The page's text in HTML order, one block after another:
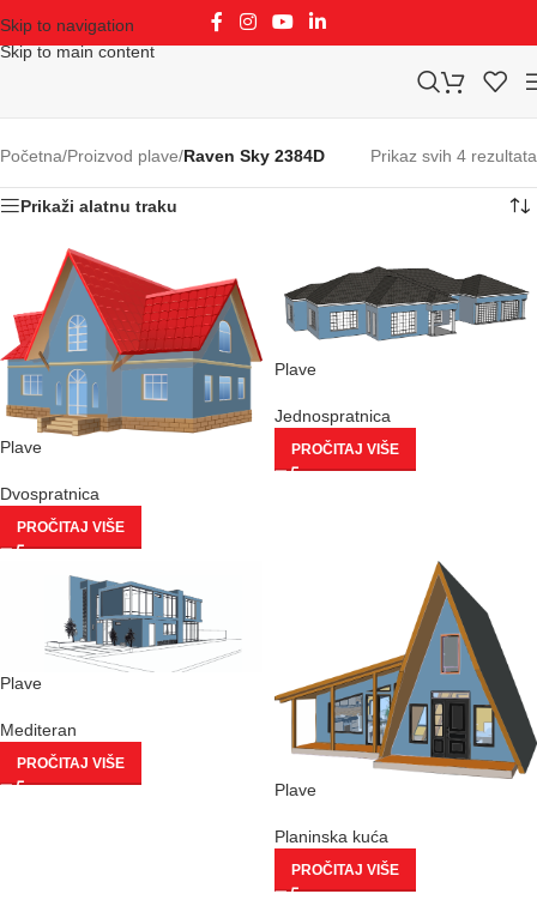
Skip to navigation
Skip to main content
Početna/Proizvod plave/Raven Sky 2384D Prikaz svih 4 rezultata
Prikaži alatnu traku
Plave
Dvospratnica
PROČITAJ VIŠE
Plave
Jednospratnica
PROČITAJ VIŠE
Plave
Mediteran
PROČITAJ VIŠE
Plave
Planinska kuća
PROČITAJ VIŠE